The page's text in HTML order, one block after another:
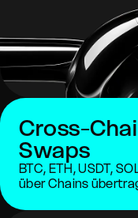
Cross-
Swaps
BTC, ETH, USDT,
über Chains